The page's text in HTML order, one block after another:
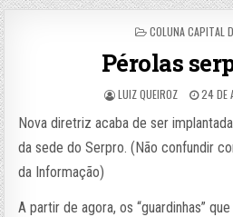
POSTED
COLUNA CAPITAL
Pérolas
LUIZ QUEIROZ 24 DE
Nova diretriz acaba de ser
da sede do Serpro. (Não confundir
da Informação)
A partir de agora, os “guardinhas”